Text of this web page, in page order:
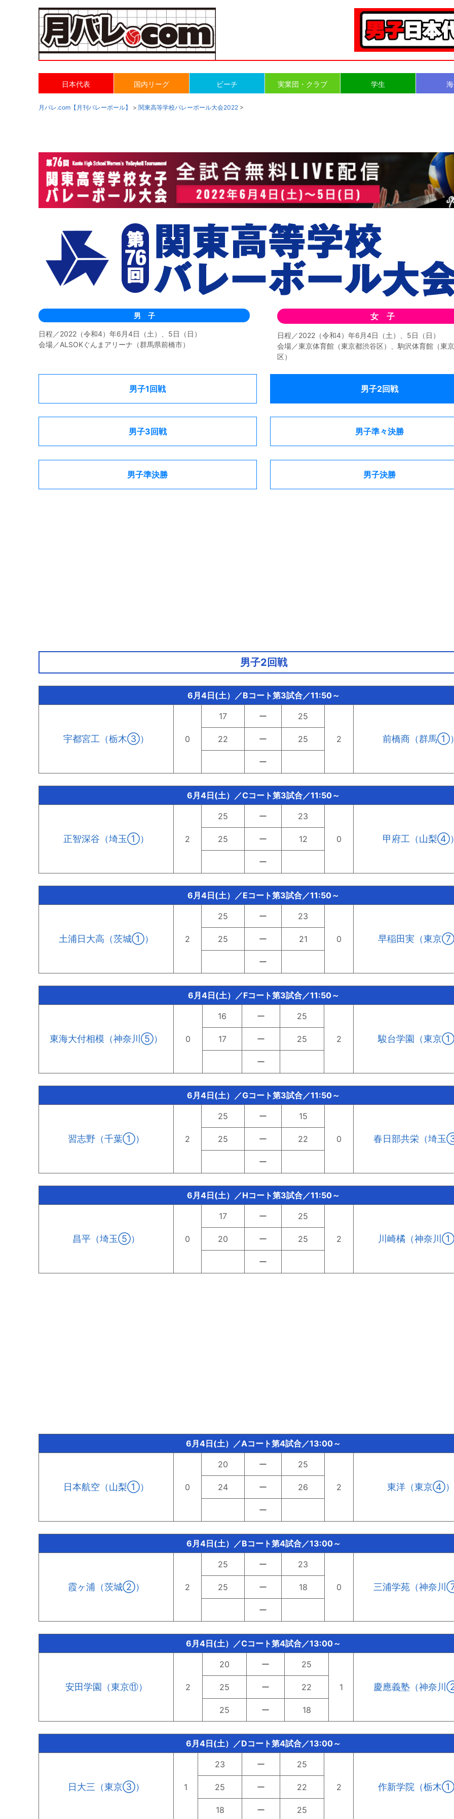
日本代表 国内リーグ ビーチ 実業団・クラブ 学生
月バレ.com【月刊バレーボール】 > 関東高等学校バレーボール大会2022 >
男 子
日程／2022（令和4）年6月4日（土）、5日（日）
会場／ALSOKぐんまアリーナ（群馬県前橋市）
女 子
日程／2022（令和4）年6月4日（土）、5日（日）
会場／東京体育館（東京都渋谷区）、駒沢体育館（東
区）
男子1回戦 男子2回戦
男子3回戦 男子準々決勝
男子準決勝 男子決勝
男子2回戦
6月4日(土）／Bコート第3試合／11:50～
宇都宮工（栃木③） 0
17 ー 25
2 前橋商（群馬①
22 ー 25
ー
6月4日(土）／Cコート第3試合／11:50～
正智深谷（埼玉①） 2
25 ー 23
0 甲府工（山梨④
25 ー 12
ー
6月4日(土）／Eコート第3試合／11:50～
土浦日大高（茨城①） 2
25 ー 23
0 早稲田実（東京
25 ー 21
ー
6月4日(土）／Fコート第3試合／11:50～
東海大付相模（神奈川⑤） 0
16 ー 25
2 駿台学園（東京
17 ー 25
ー
6月4日(土）／Gコート第3試合／11:50～
習志野（千葉①） 2
25 ー 15
0 春日部共栄（埼
25 ー 22
ー
6月4日(土）／Hコート第3試合／11:50～
昌平（埼玉⑤） 0
17 ー 25
2 川崎橘（神奈川
20 ー 25
ー
6月4日(土）／Aコート第4試合／13:00～
日本航空（山梨①） 0
20 ー 25
2 東洋（東京④）
24 ー 26
ー
6月4日(土）／Bコート第4試合／13:00～
霞ヶ浦（茨城②） 2
25 ー 23
0 三浦学苑（神奈
25 ー 18
ー
6月4日(土）／Cコート第4試合／13:00～
安田学園（東京⑪） 2
20 ー 25
1 慶應義塾（神奈
25 ー 22
25 ー 18
6月4日(土）／Dコート第4試合／13:00～
日大三（東京③） 1
23 ー 25
2 作新学院（栃木
25 ー 22
18 ー 25